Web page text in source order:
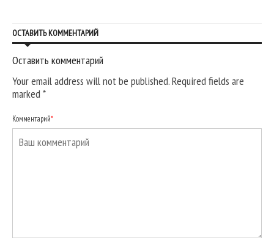
ОСТАВИТЬ КОММЕНТАРИЙ
Оставить комментарий
Your email address will not be published. Required fields are
marked*
Комментарий*